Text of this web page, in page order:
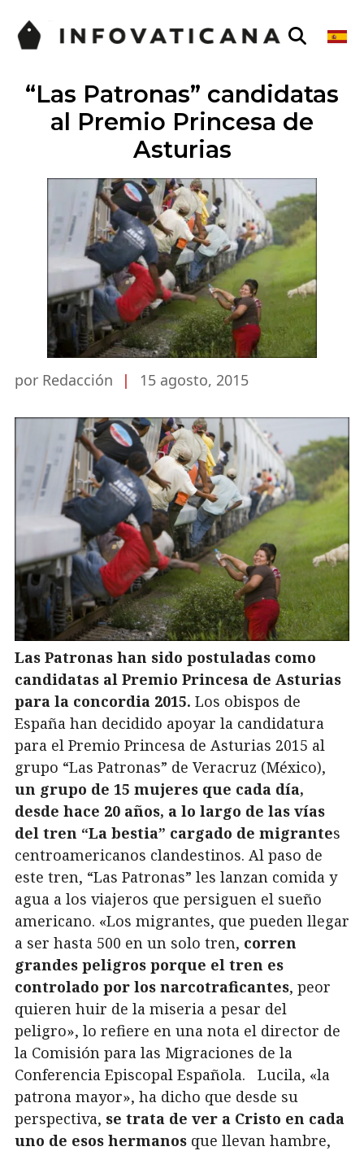
“Las Patronas” candidatas
al Premio Princesa de
Asturias
por Redacción | 15 agosto, 2015
Las Patronas han sido postuladas como
candidatas al Premio Princesa de Asturias
para la concordia 2015. Los obispos de
España han decidido apoyar la candidatura
para el Premio Princesa de Asturias 2015 al
grupo “Las Patronas” de Veracruz (México),
un grupo de 15 mujeres que cada día,
desde hace 20 años, a lo largo de las vías
del tren “La bestia” cargado de migrantes
centroamericanos clandestinos. Al paso de
este tren, “Las Patronas” les lanzan comida y
agua a los viajeros que persiguen el sueño
americano. «Los migrantes, que pueden llegar
a ser hasta 500 en un solo tren, corren
grandes peligros porque el tren es
controlado por los narcotraficantes, peor
quieren huir de la miseria a pesar del
peligro», lo refiere en una nota el director de
la Comisión para las Migraciones de la
Conferencia Episcopal Española.
Lucila, «la
patrona mayor», ha dicho que desde su
perspectiva, se trata de ver a Cristo en cada
uno de esos hermanos que llevan hambre,